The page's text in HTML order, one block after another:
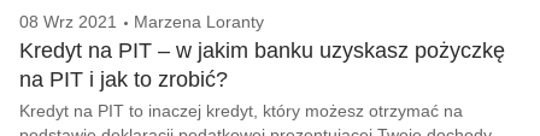
08 Wrz 2021 Marzena Loranty
Kredyt na PIT – w jakim banku uzyskasz pożyczkę
na PIT i jak to zrobić?
Kredyt na PIT to inaczej kredyt, który możesz otrzymać na